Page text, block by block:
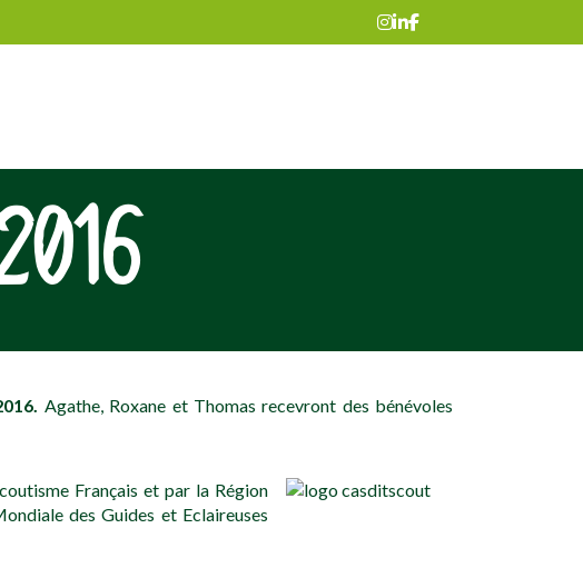
Agathe, Roxane et Thomas recevront des bénévoles
Français et par la Région
des Guides et Eclaireuses